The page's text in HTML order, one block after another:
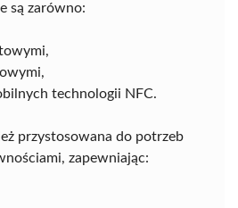
są zarówno:
technologii NFC.
przystosowana do potrzeb
zapewniając: